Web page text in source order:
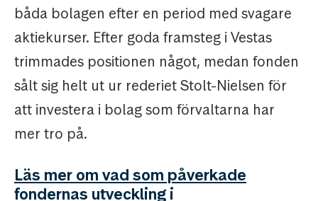
båda bolagen efter en period med svagare
aktiekurser. Efter goda framsteg i Vestas
trimmades positionen något, medan fonden
sålt sig helt ut ur rederiet Stolt-Nielsen för
att investera i bolag som förvaltarna har
mer tro på.
Läs mer om vad som påverkade
fondernas utveckling i